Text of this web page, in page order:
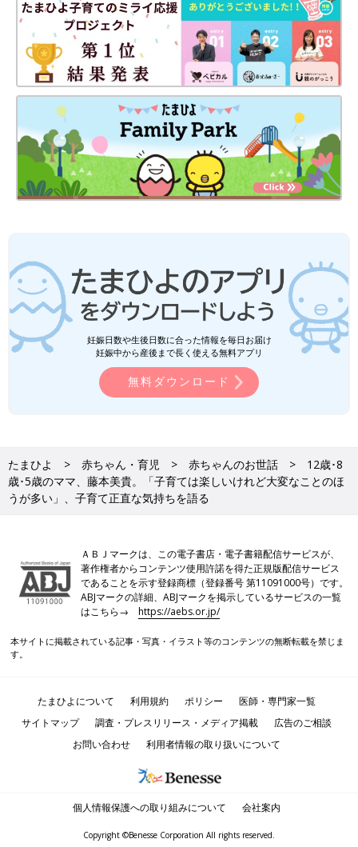
妊娠日数や生後日数に合った情報を毎日お届け
妊娠中から産後まで長く使える無料アプリ
無料ダウンロード
たまひよ 赤ちゃん・育児 赤ちゃんのお世話
12歳･8
歳･5歳のママ、藤本美貴。「子育ては楽しいけれど大変なことのほ
うが多い」、子育て正直な気持ちを語る
ＡＢＪマークは、この電子書店・電子書籍配信サービスが、
著作権者からコンテンツ使用許諾を得た正規版配信サービス
であることを示す登録商標（登録番号 第11091000号）です。
ABJマークの詳細、ABJマークを掲示しているサービスの一覧
はこちら→https://aebs.or.jp/
本サイトに掲載されている記事・写真・イラスト等のコンテンツの無断転載を禁じま
す。
たまひよについて 利用規約 ポリシー
医師・専門家一覧
サイトマップ
調査・プレスリリース・メディア掲載
広告のご相談
お問い合わせ
利用者情報の取り扱いについて
個人情報保護への取り組みについて 会社案内
Copyright ©Benesse Corporation All rights reserved.